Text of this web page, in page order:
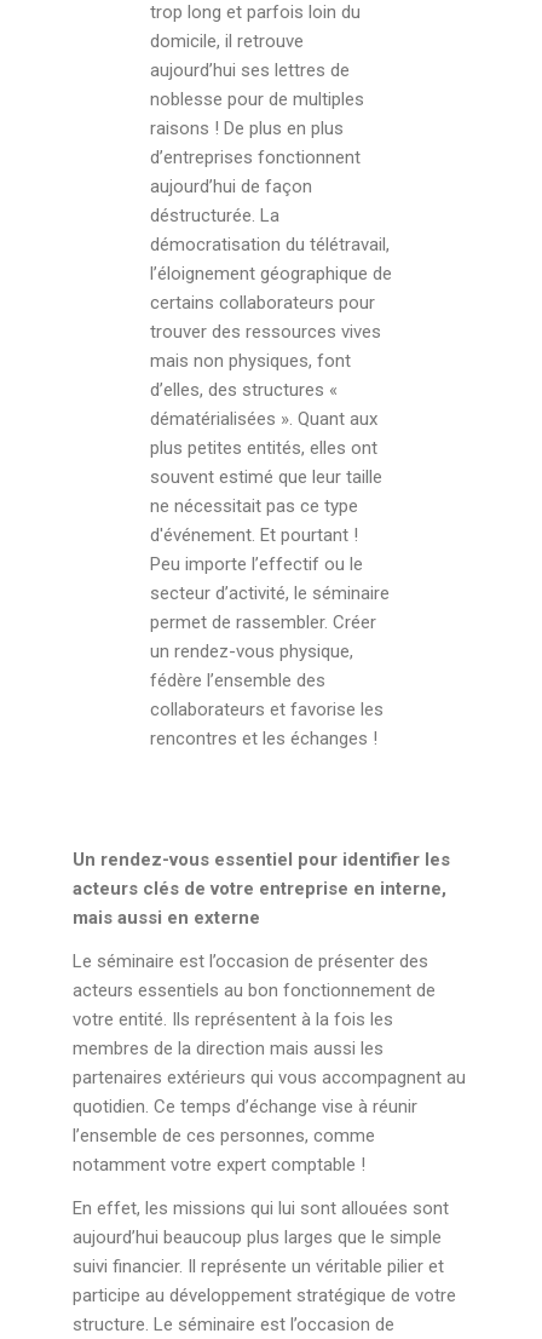
trop long et parfois loin du
domicile, il retrouve
aujourd’hui ses lettres de
noblesse pour de multiples
raisons ! De plus en plus
d’entreprises fonctionnent
aujourd’hui de façon
déstructurée. La
démocratisation du télétravail,
l’éloignement géographique de
certains collaborateurs pour
trouver des ressources vives
mais non physiques, font
d’elles, des structures «
dématérialisées ». Quant aux
plus petites entités, elles ont
souvent estimé que leur taille
ne nécessitait pas ce type
d'événement. Et pourtant !
Peu importe l’effectif ou le
secteur d’activité, le séminaire
permet de rassembler. Créer
un rendez-vous physique,
fédère l’ensemble des
collaborateurs et favorise les
rencontres et les échanges !
Un rendez-vous essentiel pour identifier les
acteurs clés de votre entreprise en interne,
mais aussi en externe
Le séminaire est l’occasion de présenter des
acteurs essentiels au bon fonctionnement de
votre entité. Ils représentent à la fois les
membres de la direction mais aussi les
partenaires extérieurs qui vous accompagnent au
quotidien. Ce temps d’échange vise à réunir
l’ensemble de ces personnes, comme
notamment votre expert comptable !
En effet, les missions qui lui sont allouées sont
aujourd’hui beaucoup plus larges que le simple
suivi financier. Il représente un véritable pilier et
participe au développement stratégique de votre
structure. Le séminaire est l’occasion de